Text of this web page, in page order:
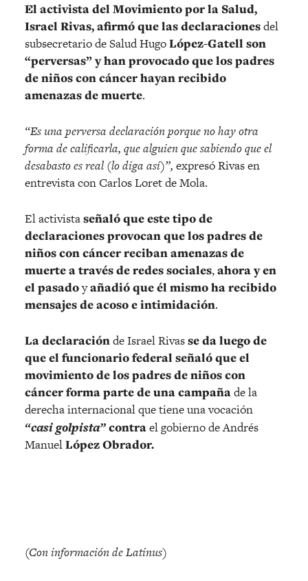
El activista del Movimiento por la Salud,
Israel Rivas,afirmó que las declaracionesdel
subsecretario de Salud HugoLópez-Gatell son
“perversas” y han provocado que los padres
de niños con cáncer hayan recibido
amenazas de muerte.
“Es una perversa declaración porque no hay otra
forma de calificarla, que alguien que sabiendo que el
desabasto es real (lo diga así)”, expresó Rivas en
entrevista con Carlos Loret de Mola.
El activistaseñaló que este tipo de
declaraciones provocan que los padres de
niños con cáncer reciban amenazas de
muerte a través de redes sociales,ahora y en
el pasadoyañadió que él mismo ha recibido
mensajes de acoso e intimidación.
La declaraciónde Israel Rivasse da luego de
que el funcionario federal señaló que el
movimiento de los padres de niños con
cáncer forma parte de una campañade la
derecha internacional que tiene una vocación
“casi golpista”contrael gobierno de Andrés
ManuelLópez Obrador.
(Con información de Latinus)